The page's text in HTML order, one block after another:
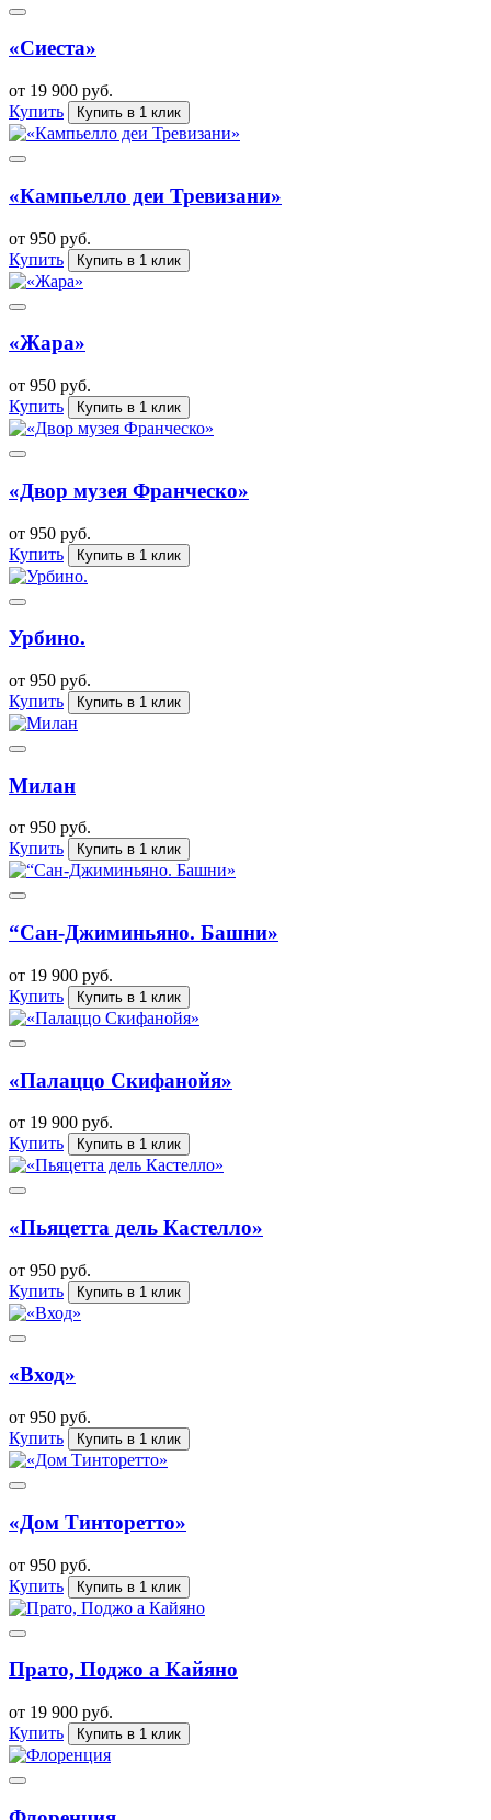
«Сиеста»
от 19 900 руб.
Купить
Купить в 1 клик
«Кампьелло деи Тревизани»
от 950 руб.
Купить
Купить в 1 клик
«Жара»
от 950 руб.
Купить
Купить в 1 клик
«Двор музея Франческо»
от 950 руб.
Купить
Купить в 1 клик
Урбино.
от 950 руб.
Купить
Купить в 1 клик
Милан
от 950 руб.
Купить
Купить в 1 клик
“Сан-Джиминьяно. Башни»
от 19 900 руб.
Купить
Купить в 1 клик
«Палаццо Скифанойя»
от 19 900 руб.
Купить
Купить в 1 клик
«Пьяцетта дель Кастелло»
от 950 руб.
Купить
Купить в 1 клик
«Вход»
от 950 руб.
Купить
Купить в 1 клик
«Дом Тинторетто»
от 950 руб.
Купить
Купить в 1 клик
Прато, Поджо а Кайяно
от 19 900 руб.
Купить
Купить в 1 клик